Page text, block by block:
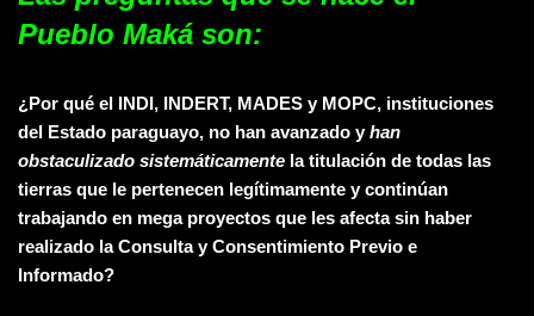
Pueblo Maká son:
¿Por qué el INDI, INDERT, MADES y MOPC, instituciones
del Estado paraguayo, no han avanzado yhan
obstaculizado sistemáticamente la titulación de todas las
tierras que le pertenecen legítimamente y continúan
trabajando en mega proyectos que les afecta sin haber
realizado la Consulta y Consentimiento Previo e
Informado?